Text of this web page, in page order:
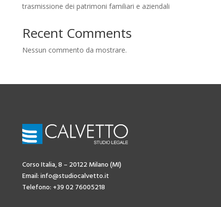
trasmissione dei patrimoni familiari e aziendali
Recent Comments
Nessun commento da mostrare.
Corso Italia, 8 – 20122 Milano (MI)
Email: info@studiocalvetto.it
Telefono: +39 02 76005218